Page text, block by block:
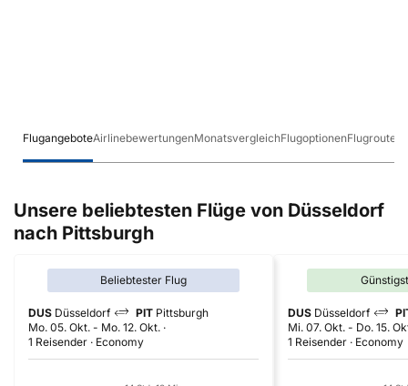
FlugangeboteAirlinebewertungenMonatsvergleichFlugoptionenFlugrouten
Unsere beliebtesten Flüge von Düsseldorf
nach Pittsburgh
Beliebtester Flug
DUS Düsseldorf PIT Pittsburgh
Mo. 05. Okt. - Mo. 12. Okt.
1 Reisender
Economy
DUS Düsseldorf
Mi. 07. Okt. - Do. 15.
1 Reisender
Economy